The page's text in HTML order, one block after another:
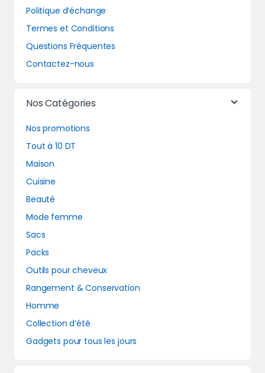
Politique d’échange
Termes et Conditions
Questions Fréquentes
Contactez-nous
Nos Catégories
Nos promotions
Tout à 10 DT
Maison
Cuisine
Beauté
Mode femme
Sacs
Packs
Outils pour cheveux
Rangement & Conservation
Homme
Collection d’été
Gadgets pour tous les jours